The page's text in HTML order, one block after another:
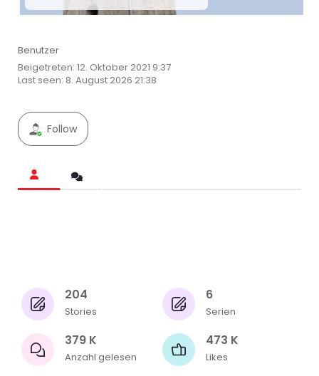
Benutzer
Beigetreten: 12. Oktober 2021 9:37
Last seen: 8. August 2026 21:38
Follow
204
Stories
6
Serien
379 K
Anzahl gelesen
473 K
Likes